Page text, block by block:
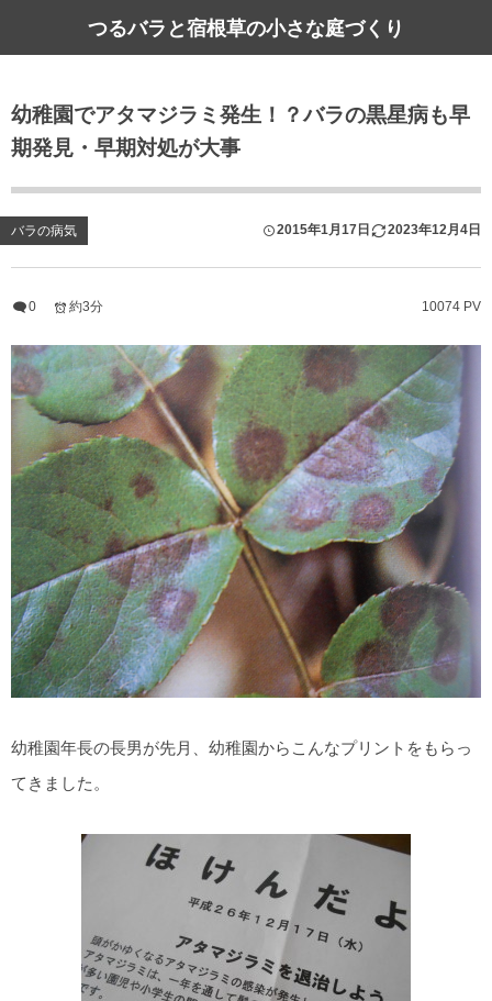
つるバラと宿根草の小さな庭づくり
幼稚園でアタマジラミ発生！？バラの黒星病も早
期発見・早期対処が大事
バラの病気 2015年1月17日 2023年12月4日
0 10074 PV
約3分
幼稚園年長の長男が先月、幼稚園からこんなプリントをもらっ
てきました。